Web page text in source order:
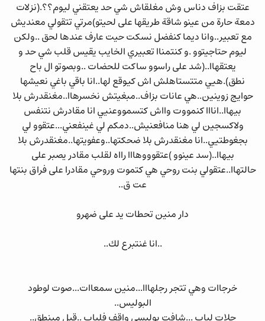
عتقت بزاف دناس وش مغلقاش شي حد يعتقني ليوم؟؟.(نزلات
دمعة حارة من عينو شاقة طريقها على لحيتو)مرتي تتقولي معنديش
مع تعبير..وانا ديما كنفضل نسكت حيت عارف عندها لحق ..ولكن
ليوم حتاجيتوو .و كنتمناا تعبيري الخايب يقيس قلب شي حد و
يعتقهاا..(شد على راسوو ساكت للحضات ..وبصوتو ال باح
نطق).هيي متتستاهلش اش كيوقع لها..انا باقي باغي نعيشها
حوايج زوينين..هي عانات بزاف..مبغيتش نخسرهاا..مغنقدرش بلا
بيهاا..انااا كنمووت وااش كتسمووعنيي انا مقادرش نتنفس
ولاكسجين لي هنا منافعنيش..دمكم لي غينفعني...عتقوو لي
بجغوطتيي..انا مغنقدرش بلا ضحكتها..وعفويتها..مغنقدرش بلا
بيهاا..(سد عينوو )عتقوووهااا رااه لقلب مقادر يصبر على
حالتهاا..عتقولي بنت روحي هي كتموت وروحي مقادرا على فراق بنتها
عت ق..
دار منين تحطات يد على ضهرو
..انا غنتبرع لك..
خرجاات وهي تتجر رجلهااا...منين سمعاات...صوت لوطود
البوليس..